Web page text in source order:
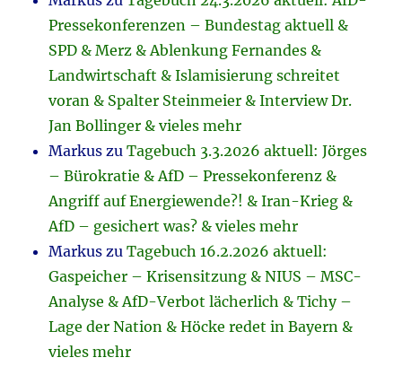
Pressekonferenzen – Bundestag aktuell &
SPD & Merz & Ablenkung Fernandes &
Landwirtschaft & Islamisierung schreitet
voran & Spalter Steinmeier & Interview Dr.
Jan Bollinger & vieles mehr
Markus zuTagebuch 3.3.2026 aktuell: Jörges
– Bürokratie & AfD – Pressekonferenz &
Angriff auf Energiewende?! & Iran-Krieg &
AfD – gesichert was? & vieles mehr
Markus zuTagebuch 16.2.2026 aktuell:
Gaspeicher – Krisensitzung & NIUS – MSC-
Analyse & AfD-Verbot lächerlich & Tichy –
Lage der Nation & Höcke redet in Bayern &
vieles mehr